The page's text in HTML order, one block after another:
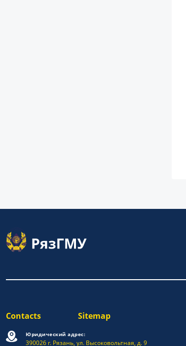
Contacts Sitemap
Юридический адрес:
390026 г. Рязань, ул. Высоковольтная, д. 9